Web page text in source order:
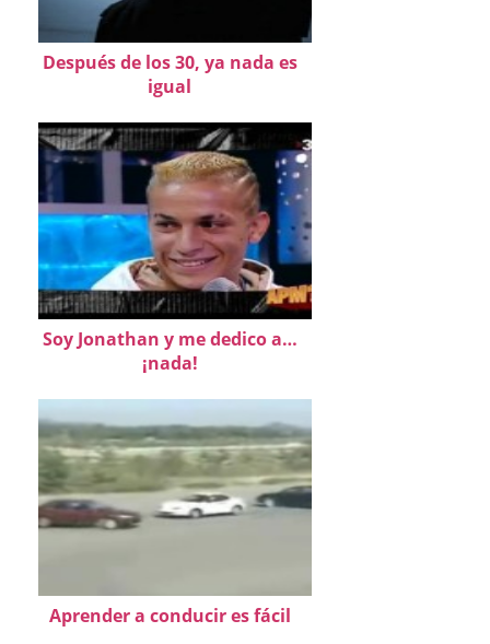
Después de los 30, ya nada es
igual
Soy Jonathan y me dedico a…
¡nada!
Aprender a conducir es fácil